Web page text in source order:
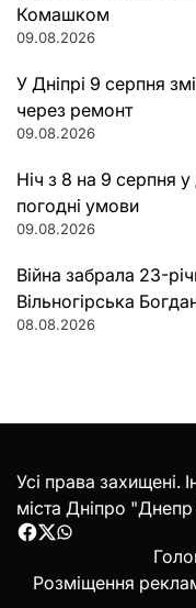
Комашком
09.08.2026
У Дніпрі 9 серпня
через ремонт
09.08.2026
Ніч з 8 на 9 серпня у
погодні умови
09.08.2026
Війна забрала 23-
Вільногірська
08.08.2026
Усі права захищені.
міста Дніпро
Facebook
Twitter
WhatsApp
Розміщення